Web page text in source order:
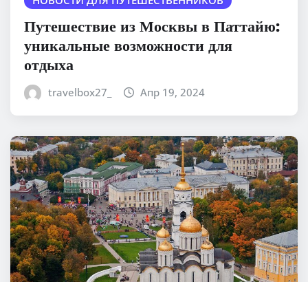
Путешествие из Москвы в Паттайю:
уникальные возможности для
отдыха
travelbox27_ Апр 19, 2024